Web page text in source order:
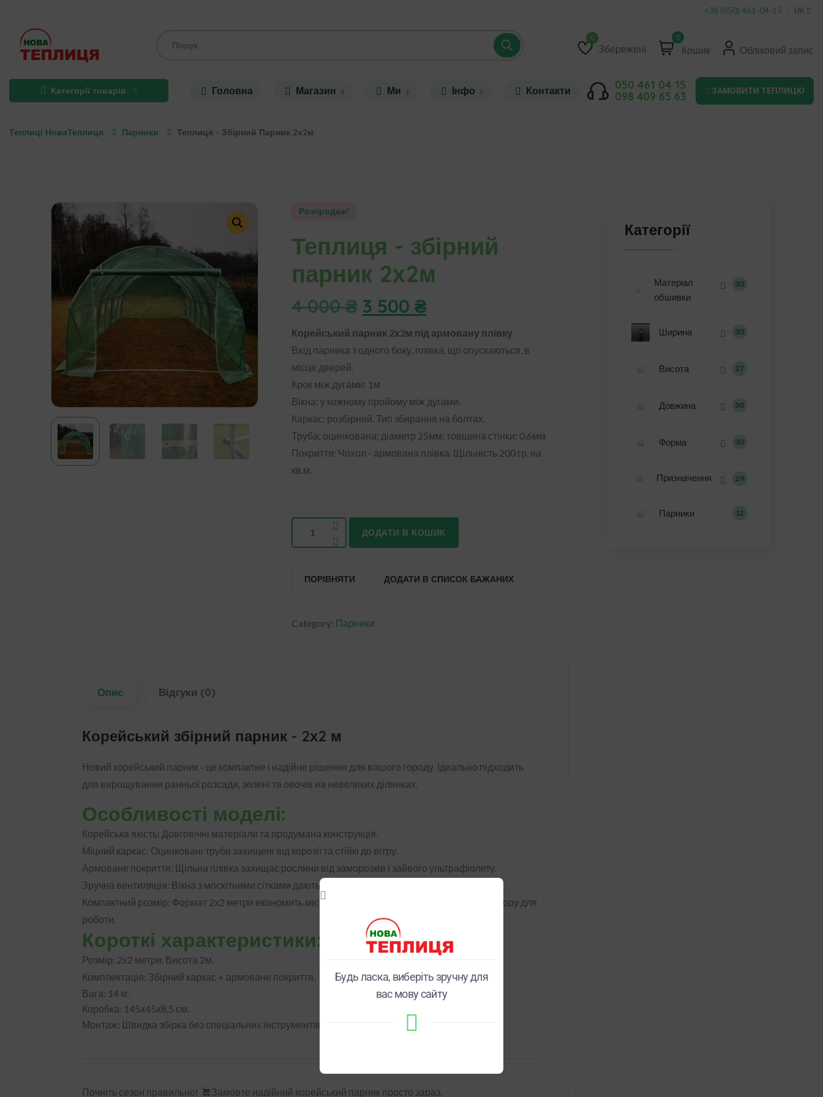
+38 (050) 461-04-15 UK
Збережені
Список
0
Кошик Обліковий запис
Категорії товарів Головна Магазин Ми Інфо Контакти 050 461 04 15
098 409 65 63 ЗАМОВИТИ ТЕПЛИЦЮ
Теплиці НоваТеплиця Парники Теплиця - Збірний Парник 2х2м
Розпродаж!
Теплиця - збірний
парник 2х2м
4 000₴ 3 500 ₴
Корейський парник 2х2м під армовану плівку
Вхід парника з одного боку, плівка, що опускаються, в
місце дверей.
Крок між дугами: 1м
Вікна: у кожному пройому між дугами.
Каркас: розбірний. Тип збирання на болтах.
Труба: оцинкована; діаметр 25мм; товщина стінки: 0,6мм
Покриття: Чохол - армована плівка. Щільність 200 гр. на
кв.м.
ДОДАТИ В КОШИК
ПОРІВНЯТИ ДОДАТИ В СПИСОК БАЖАНИХ
Category: Парники
Опис Відгуки (0)
Корейський збірний парник - 2х2 м
Новий корейський парник - це компактне і надійне рішення для вашого городу. Ідеально підходить
для вирощування ранньої розсади, зелені та овочів на невеликих ділянках.
Особливості моделі:
Корейська якість: Довговічні матеріали та продумана конструкція.
Міцний каркас: Оцинковані труби захищені від корозії та стійкі до вітру.
Армоване покриття: Щільна плівка захищає рослини від заморозків і зайвого ультрафіолету.
Зручна вентиляція: Вікна з москітними сітками дають змогу легко провітрювати парник.
Компактний розмір: Формат 2х2 метри економить місце, при цьому всередині достатньо простору для
роботи.
Короткі характеристики:
Розмір: 2х2 метри. Висота 2м.
Комплектація: Збірний каркас + армоване покриття.
Вага: 14 кг.
Коробка: 145х45х8,5 см.
Монтаж: Швидка збірка без спеціальних інструментів.
Почніть сезон правильно! Замовте надійний корейський парник просто зараз.
Категорії
Матеріал
обшивки
30
Ширина 30
Висота 27
Довжина 30
Форма 30
Призначення 29
Парники 12
Будь ласка, виберіть зручну для
вас мову сайту